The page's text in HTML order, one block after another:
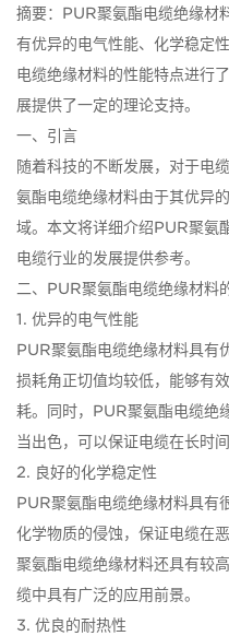
摘要：PUR聚氨酯电缆绝缘材
有优异的电气性能、化学稳定
电缆绝缘材料的性能特点进行
展提供了一定的理论支持。
一、引言
随着科技的不断发展，对于电
氨酯电缆绝缘材料由于其优异
域。本文将详细介绍PUR聚氨
电缆行业的发展提供参考。
二、PUR聚氨酯电缆绝缘材料
1. 优异的电气性能
PUR聚氨酯电缆绝缘材料具有
损耗角正切值均较低，能够有
耗。同时，PUR聚氨酯电缆绝
当出色，可以保证电缆在长时
2. 良好的化学稳定性
PUR聚氨酯电缆绝缘材料具有
化学物质的侵蚀，保证电缆在
聚氨酯电缆绝缘材料还具有较
缆中具有广泛的应用前景。
3. 优良的耐热性